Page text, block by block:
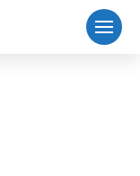
التجاوز
المحتوى